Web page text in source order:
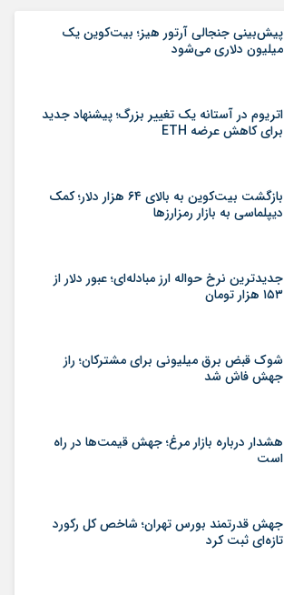
پیش‌بینی جنجالی آرتور هیز؛ بیت‌کوین یک
میلیون دلاری می‌شود
اتریوم در آستانه یک تغییر بزرگ؛ پیشنهاد جدید
برای کاهش عرضه ETH
بازگشت بیت‌کوین به بالای ۶۴ هزار دلار؛ کمک
دیپلماسی به بازار رمزارزها
جدیدترین نرخ حواله ارز مبادله‌ای؛ عبور دلار از
۱۵۳ هزار تومان
شوک قبض برق میلیونی برای مشترکان؛ راز
جهش فاش شد
هشدار درباره بازار مرغ؛ جهش قیمت‌ها در راه
است
جهش قدرتمند بورس تهران؛ شاخص کل رکورد
تازه‌ای ثبت کرد